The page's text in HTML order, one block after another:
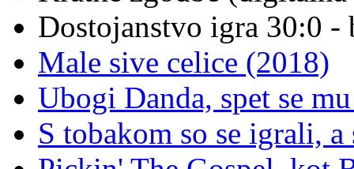
Dostojanstvo igra 30:0
Male sive celice (2018)
Ubogi Danda, spet se
S tobakom so se igrali,